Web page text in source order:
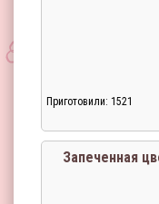
Приготовили: 1521
Запеченная